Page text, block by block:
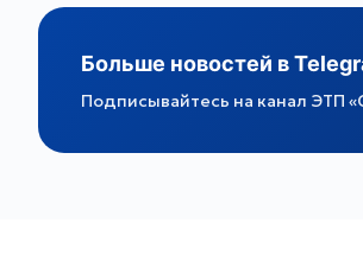
Больше новостей в
Подписывайтесь на канал ЭТП